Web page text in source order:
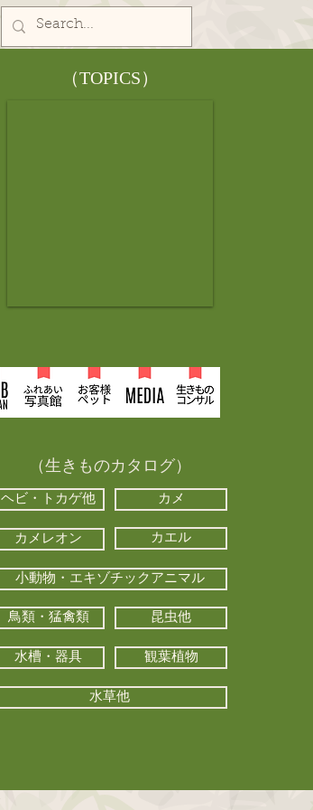
​（TOPICS）
（生きものカタログ）
ヘビ・トカゲ他 カメ
カメレオン カエル
小動物・エキゾチックアニマル
鳥類・猛禽類 昆虫他
水槽・器具 観葉植物
水草他